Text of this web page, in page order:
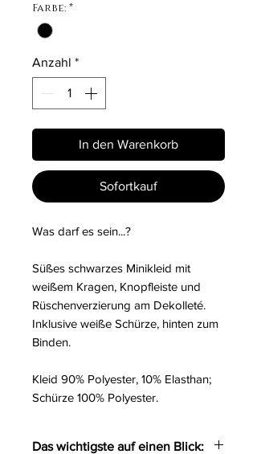
Farbe: *
Anzahl *
In den Warenkorb
Sofortkauf
Was darf es sein...?
Süßes schwarzes Minikleid mit
weißem Kragen, Knopfleiste und
Rüschenverzierung am Dekolleté.
Inklusive weiße Schürze, hinten zum
Binden.
Kleid 90% Polyester, 10% Elasthan;
Schürze 100% Polyester.
Das wichtigste auf einen Blick: